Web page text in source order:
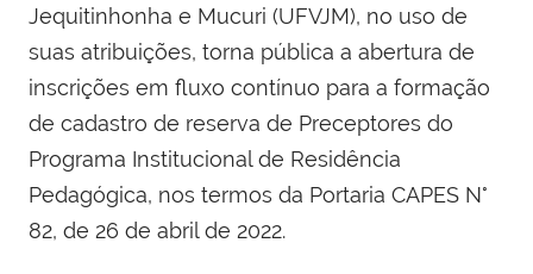
Jequitinhonha e Mucuri (UFVJM), no uso de
suas atribuições, torna pública a abertura de
inscrições em fluxo contínuo para a formação
de cadastro de reserva de Preceptores do
Programa Institucional de Residência
Pedagógica, nos termos da Portaria CAPES N°
82, de 26 de abril de 2022.